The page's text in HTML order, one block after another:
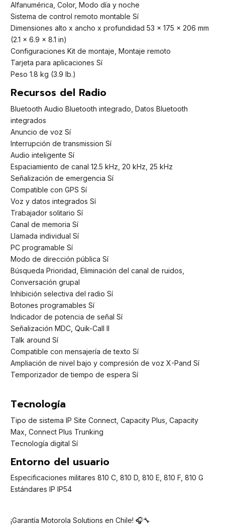
Alfanumérica, Color, Modo día y noche
Sistema de control remoto montable Sí
Dimensiones alto x ancho x profundidad 53 x 175 x 206 mm
(2.1 x 6.9 x 8.1 in)
Configuraciones Kit de montaje, Montaje remoto
Tarjeta para aplicaciones Sí
Peso 1.8 kg (3.9 lb.)
Recursos del Radio
Bluetooth Audio Bluetooth integrado, Datos Bluetooth
integrados
Anuncio de voz Sí
Interrupción de transmission Sí
Audio inteligente Sí
Espaciamiento de canal 12.5 kHz, 20 kHz, 25 kHz
Señalización de emergencia Sí
Compatible con GPS Sí
Voz y datos integrados Sí
Trabajador solitario Sí
Canal de memoria Sí
Llamada individual Sí
PC programable Sí
Modo de dirección pública Sí
Búsqueda Prioridad, Eliminación del canal de ruidos,
Conversación grupal
Inhibición selectiva del radio Sí
Botones programables Sí
Indicador de potencia de señal Sí
Señalización MDC, Quik-Call II
Talk around Sí
Compatible con mensajería de texto Sí
Ampliación de nivel bajo y compresión de voz X-Pand Sí
Temporizador de tiempo de espera Sí
Tecnología
Tipo de sistema IP Site Connect, Capacity Plus, Capacity
Max, Connect Plus Trunking
Tecnología digital Sí
Entorno del usuario
Especificaciones militares 810 C, 810 D, 810 E, 810 F, 810 G
Estándares IP IP54
¡Garantía Motorola Solutions en Chile! 🎧🔧